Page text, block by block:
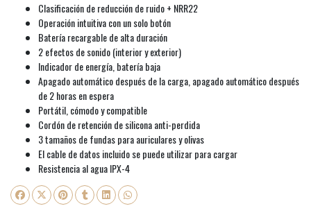
Clasificación de reducción de ruido + NRR22
Operación intuitiva con un solo botón
Batería recargable de alta duración
2 efectos de sonido (interior y exterior)
Indicador de energía, batería baja
Apagado automático después de la carga, apagado automático después
de 2 horas en espera
Portátil, cómodo y compatible
Cordón de retención de silicona anti-perdida
3 tamaños de fundas para auriculares y olivas
El cable de datos incluido se puede utilizar para cargar
Resistencia al agua IPX-4